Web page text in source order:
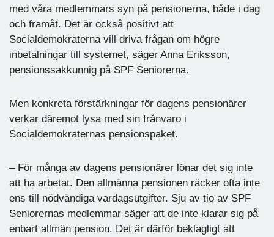
med våra medlemmars syn på pensionerna, både i dag
och framåt. Det är också positivt att
Socialdemokraterna vill driva frågan om högre
inbetalningar till systemet, säger Anna Eriksson,
pensionssakkunnig på SPF Seniorerna.
Men konkreta förstärkningar för dagens pensionärer
verkar däremot lysa med sin frånvaro i
Socialdemokraternas pensionspaket.
– För många av dagens pensionärer lönar det sig inte
att ha arbetat. Den allmänna pensionen räcker ofta inte
ens till nödvändiga vardagsutgifter. Sju av tio av SPF
Seniorernas medlemmar säger att de inte klarar sig på
enbart allmän pension. Det är därför beklagligt att